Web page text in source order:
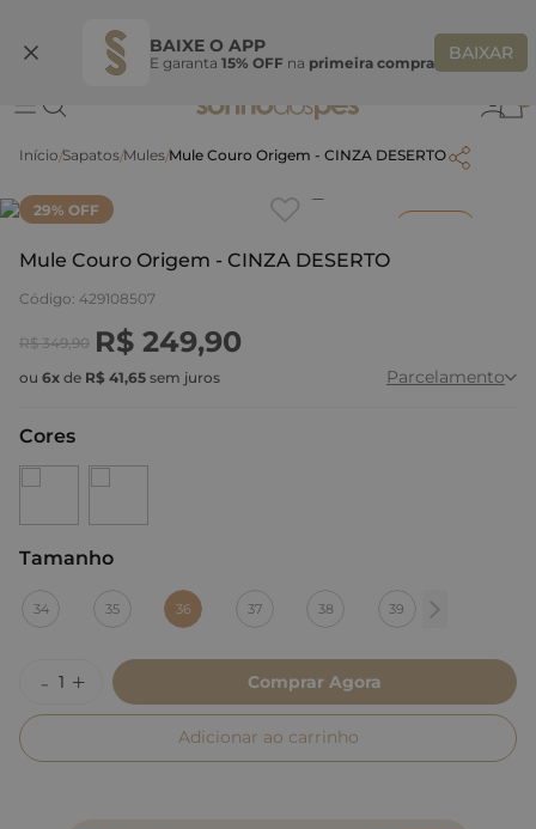
BAIXE O APP
E garanta 15% OFF na primeira compra BAIXAR
Ganhe 10% OFF na coleção utilizando o código do seu vendedor*
Sapatos Mules Mule Couro Origem - CINZA DESERTO
29% OFF
Mule Couro Origem - CINZA DESERTO
Código: 429108507
R$ 349,90 R$ 249,90
ou 6x de R$ 41,65 sem juros Parcelamento
Cores
Tamanho
36
34 35 36 37 38 39
Comprar Agora
Adicionar ao carrinho